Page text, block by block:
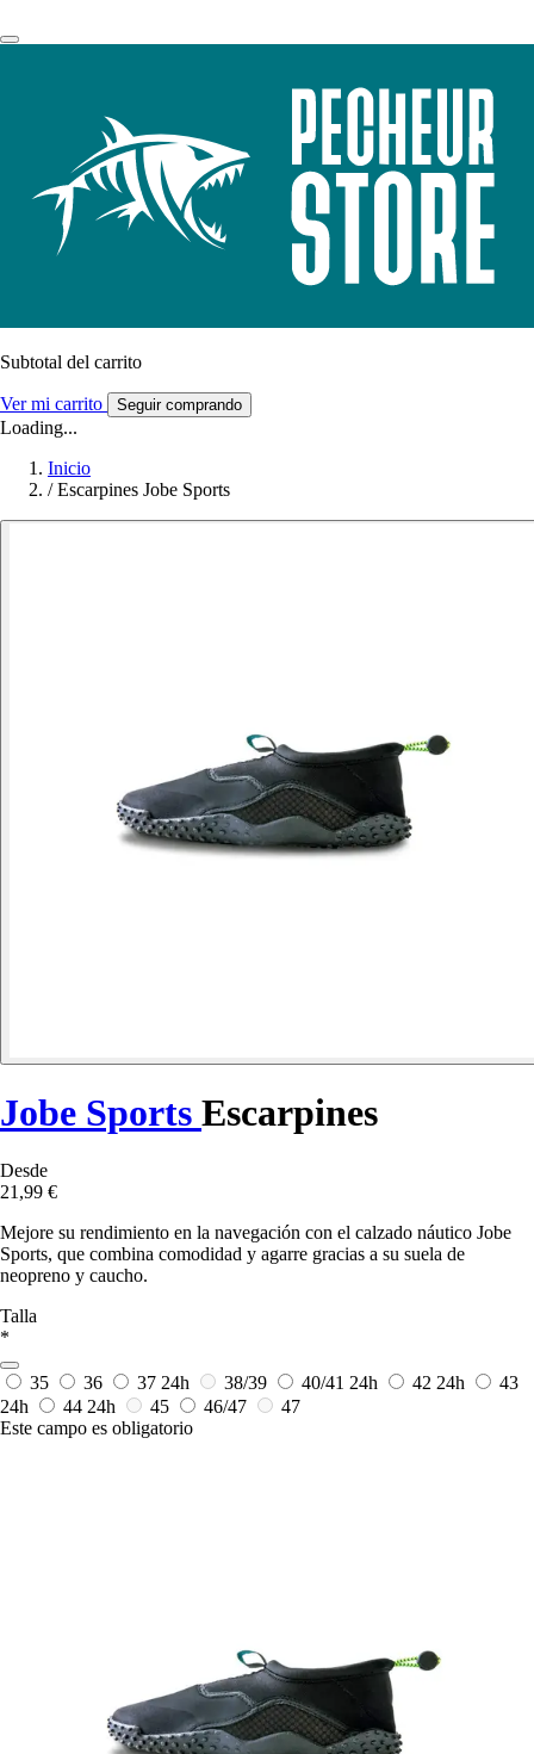
Subtotal del carrito
Ver mi carrito Seguir comprando
Loading...
Inicio
/ Escarpines Jobe Sports
Jobe Sports Escarpines
Desde
21,99 €
Mejore su rendimiento en la navegación con el calzado náutico Jobe
Sports, que combina comodidad y agarre gracias a su suela de
neopreno y caucho.
Talla
*
35 36 37 24h 38/39 40/41 24h 42 24h
43
24h
44 24h 45 46/47
47
Este campo es obligatorio